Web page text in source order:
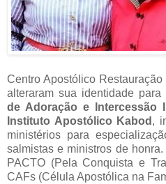
Centro Apostólico
alteraram sua identidade
de Adoração e Intercessão
Instituto Apostólico Kabod ,
ministérios para
salmistas e ministros de
PACTO (Pela Conquista e
CAFs (Célula Apostólica na